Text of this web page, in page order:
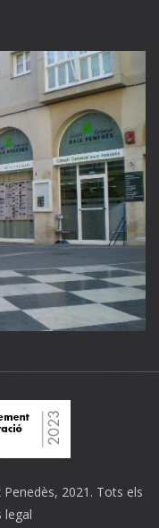
, 2021. Tots els
legal